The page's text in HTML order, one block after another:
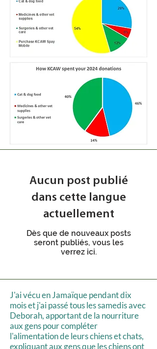
Aucun post publié
dans cette langue
actuellement
Dès que de nouveaux posts
seront publiés, vous les
verrez ici.
J'ai vécu en Jamaïque pendant dix
mois et j'ai passé tous les samedis avec
Deborah, apportant de la nourriture
aux gens pour compléter
l'alimentation de leurs chiens et chats,
expliquant aux gens que les chiens ont